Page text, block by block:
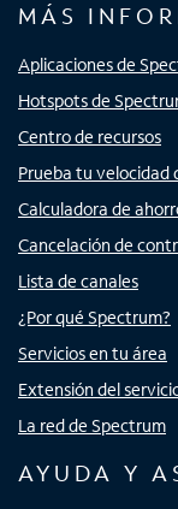
MÁS
Aplicaciones de
Hotspots de
Centro de recursos
Prueba tu velocidad
Calculadora de
Cancelación de
Lista de canales
¿Por qué Spectrum?
Servicios en tu área
Extensión del
La red de Spectrum
AYUDA Y